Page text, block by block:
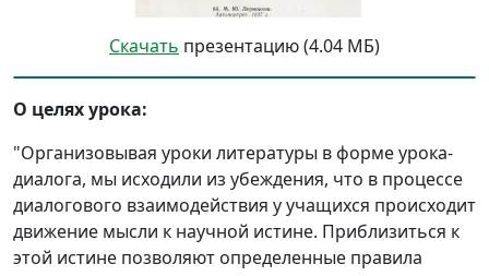
Скачать презентацию (4.04 МБ)
О целях урока:
"Организовывая уроки литературы в форме урока-
диалога, мы исходили из убеждения, что в процессе
диалогового взаимодействия у учащихся происходит
движение мысли к научной истине. Приблизиться к
этой истине позволяют определенные правила